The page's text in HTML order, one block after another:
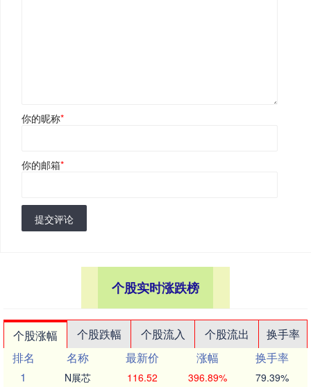
你的昵称*
你的邮箱*
提交评论
个股实时涨跌榜
个股涨幅 个股跌幅 个股流入 个股流出
换手率
排名
名称 最新价 涨幅
换手率
1
N展芯 116.52 396.89% 79.39%